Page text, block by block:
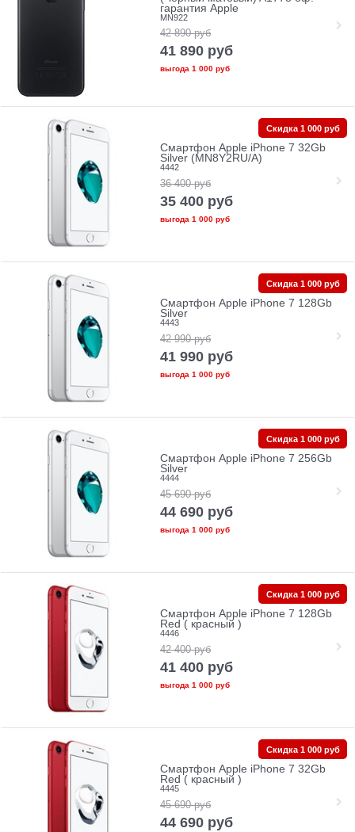
гарантия Apple
MN922
42 890 руб
41 890 руб
выгода 1 000 руб
Смартфон Apple iPhone 7 32Gb
Silver (MN8Y2RU/A)
4442
36 400 руб
35 400 руб
выгода 1 000 руб
Скидка 1 000 руб
Смартфон Apple iPhone 7 128Gb
Silver
4443
42 990 руб
41 990 руб
выгода 1 000 руб
Скидка 1 000 руб
Смартфон Apple iPhone 7 256Gb
Silver
4444
45 690 руб
44 690 руб
выгода 1 000 руб
Скидка 1 000 руб
Смартфон Apple iPhone 7 128Gb
Red ( красный )
4446
42 400 руб
41 400 руб
выгода 1 000 руб
Скидка 1 000 руб
Смартфон Apple iPhone 7 32Gb
Red ( красный )
4445
45 690 руб
44 690 руб
Скидка 1 000 руб